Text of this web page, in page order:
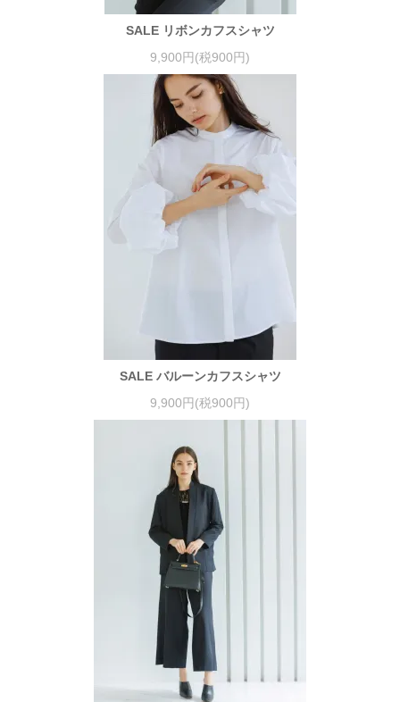
SALE リボンカフスシャツ
9,900円(税900円)
SALE バルーンカフスシャツ
9,900円(税900円)